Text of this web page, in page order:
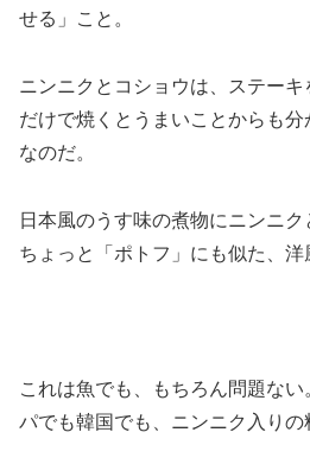
せる」こと。
ニンニクとコショウは、ステー
だけで焼くとうまいことからも
なのだ。
日本風のうす味の煮物にニンニク
ちょっと「ポトフ」にも似た、洋
これは魚でも、もちろん問題な
パでも韓国でも、ニンニク入りの